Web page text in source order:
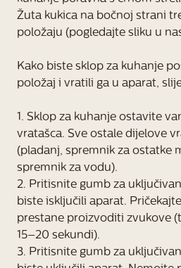
Žuta kukica na bočnoj strani
položaju (pogledajte sliku u
Kako biste sklop za kuhanje
položaj i vratili ga u aparat,
1. Sklop za kuhanje ostavite
vratašca. Sve ostale dijelove
(pladanj, spremnik za ostatke
spremnik za vodu).
2. Pritisnite gumb za
biste isključili aparat.
prestane proizvoditi zvukove
15–20 sekundi).
3. Pritisnite gumb za